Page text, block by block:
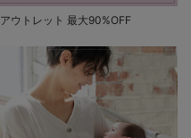
アウトレット 最大90%OFF